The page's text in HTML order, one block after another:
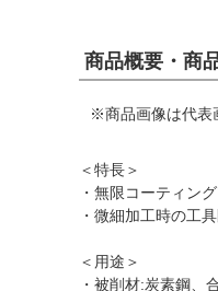
商品概要・商
※商品画像は代表
＜特長＞
・無限コーティン
・微細加工時の工
＜用途＞
・被削材:炭素鋼、